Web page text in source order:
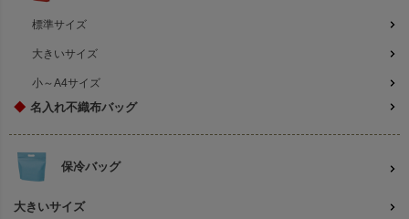
標準サイズ
大きいサイズ
小～A4サイズ
◆ 名入れ不織布バッグ
保冷バッグ
大きいサイズ